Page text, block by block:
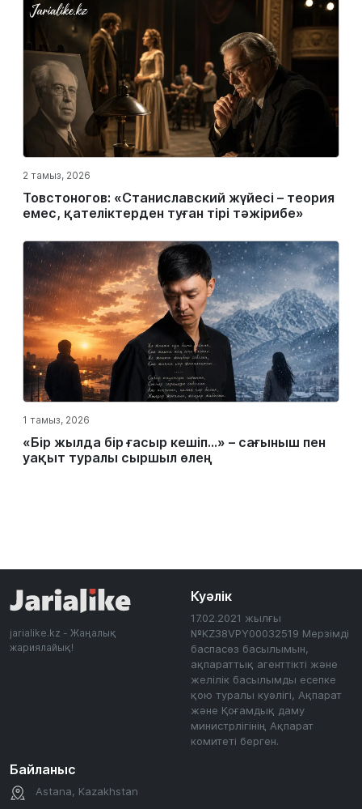
2 тамыз, 2026
Товстоногов: «Станиславский жүйесі – теория
емес, қателіктерден туған тірі тәжірибе»
1 тамыз, 2026
«Бір жылда бір ғасыр кешіп…» – сағыныш пен
уақыт туралы сыршыл өлең
jarialike.kz - Жаңалық
жариялайық!
Куәлік
17.02.2021 жылғы
№KZ38VPY00032519 Мерзімді
баспасөз басылымын,
ақпараттық агенттікті және
желілік басылымды есепке
қою туралы куәлігі, Ақпарат
және Қоғамдық даму
министрлігінің Ақпарат
комитеті берген.
Байланыс
Astana, Kazakhstan